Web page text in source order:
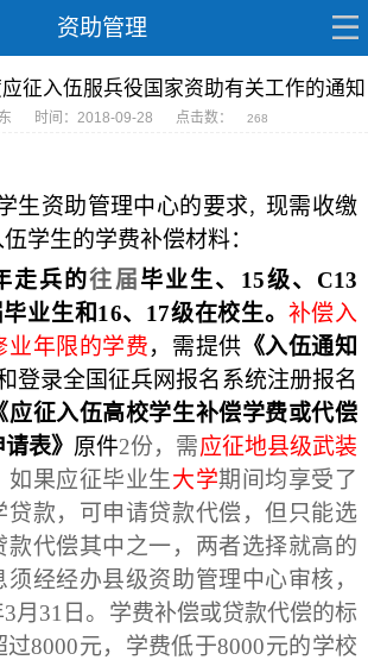
资助管理
征入伍服兵役国家资助有关工作的通知
时间：2018-09-28 点击数： 268
生资助管理中心的要求， 现需收缴
学生的学费补偿材料：
走兵的往届毕业生、15级、 C13
业生和16、17级在校生。 补偿入
业年限的学费，需提供 《入伍通知
登录全国征兵网报名系统注册报名
应征入伍高校学生补偿学费或代偿
表》 原件2份，需应征地县级武装
如果应征毕业生大学期间均享受了
贷款，可申请贷款代偿，但只能选
款代偿其中之一，两者选择就高的
经经办县级资助管理中心审核，
月31日。学费补偿或贷款代偿的标
8000元，学费低于8000元的学校